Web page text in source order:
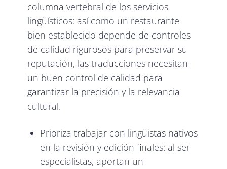
columna vertebral de los servicios
lingüísticos: así como un restaurante
bien establecido depende de controles
de calidad rigurosos para preservar su
reputación, las traducciones necesitan
un buen control de calidad para
garantizar la precisión y la relevancia
cultural.
Prioriza trabajar con lingüistas nativos
en la revisión y edición finales: al ser
especialistas, aportan un